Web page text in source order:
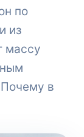
по
из
массу
в